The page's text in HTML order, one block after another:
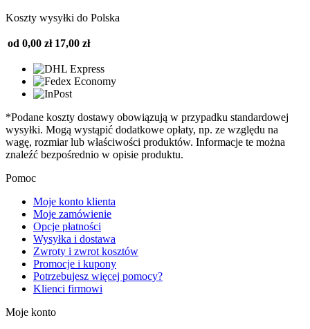
Koszty wysyłki do Polska
od 0,00 zł 17,00 zł
*Podane koszty dostawy obowiązują w przypadku standardowej
wysyłki. Mogą wystąpić dodatkowe opłaty, np. ze względu na
wagę, rozmiar lub właściwości produktów. Informacje te można
znaleźć bezpośrednio w opisie produktu.
Pomoc
Moje konto klienta
Moje zamówienie
Opcje płatności
Wysyłka i dostawa
Zwroty i zwrot kosztów
Promocje i kupony
Potrzebujesz więcej pomocy?
Klienci firmowi
Moje konto